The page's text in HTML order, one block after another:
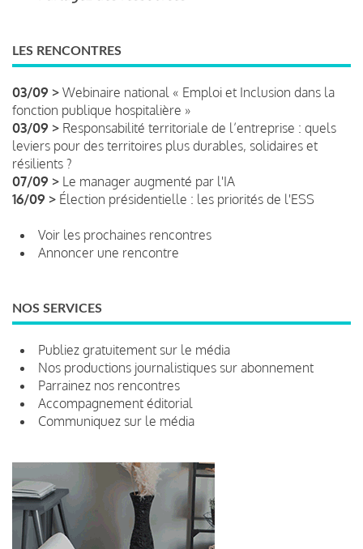
LES RENCONTRES
03/09 > Webinaire national « Emploi et Inclusion dans la
fonction publique hospitalière »
03/09 > Responsabilité territoriale de l’entreprise : quels
leviers pour des territoires plus durables, solidaires et
résilients ?
07/09 > Le manager augmenté par l'IA
16/09 > Élection présidentielle : les priorités de l'ESS
Voir les prochaines rencontres
Annoncer une rencontre
NOS SERVICES
Publiez gratuitement sur le média
Nos productions journalistiques sur abonnement
Parrainez nos rencontres
Accompagnement éditorial
Communiquez sur le média